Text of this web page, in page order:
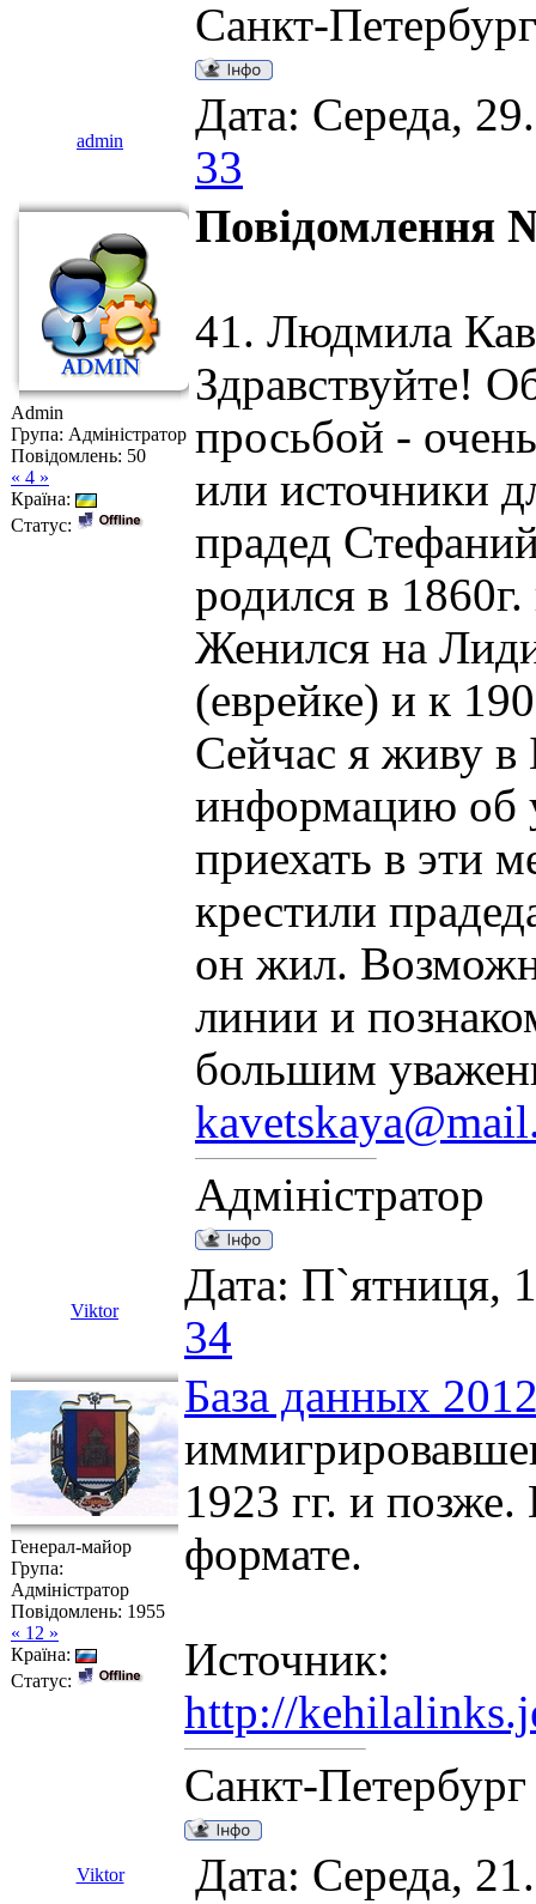
Санкт-Петербург
admin
Дата: Середа,
33
Admin
Група: Адміністратор
Повідомлень: 50
« 4 »
Країна:
Статус:
Повідомлення
41. Людмила
Здравствуйте!
просьбой -
или источники
прадед
родился в
Женился на
(еврейке) и к
Сейчас я живу в
информацию об
приехать в эти
крестили
он жил.
линии и
большим
Адміністратор
Viktor
Дата: П`ятниця,
34
Генерал-майор
Група:
Адміністратор
Повідомлень: 1955
« 12 »
Країна:
Статус:
База данных
1923 гг. и
формате.
Источник:
http://
Санкт-Петербург
Viktor Дата: Середа,